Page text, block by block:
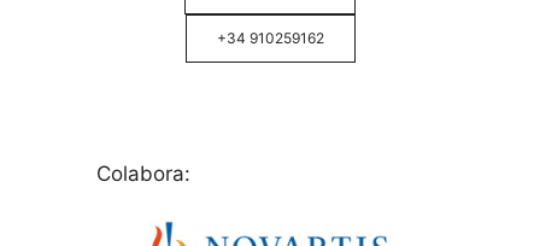
+34 910259162
Colabora: